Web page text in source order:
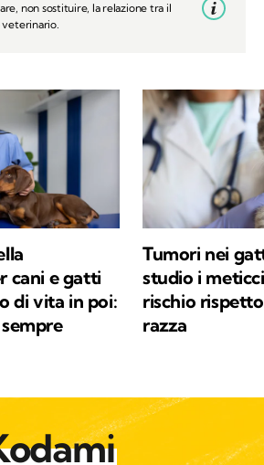
non sostituire, la relazione tra il
cani e gatti
di vita in poi:
Tumori nei
studio i
rischio
razza